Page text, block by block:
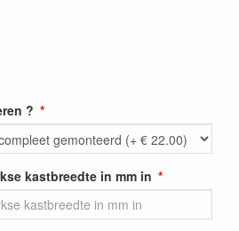
?
kastbreedte in mm in